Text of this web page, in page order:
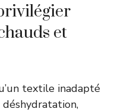
et
textile inadapté